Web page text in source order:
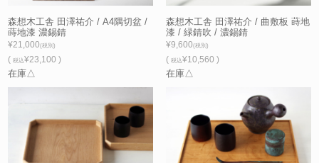
森想木工舎 田澤祐介 / A4隅切盆 /
蒔地漆 濃錫錆
¥21,000(税別)
(税込¥23,100 )
在庫△
森想木工舎 田澤祐介 / 曲敷板 蒔地
漆 / 緑錆吹 / 濃錫錆
¥9,600(税別)
( 税込¥10,560 )
在庫△